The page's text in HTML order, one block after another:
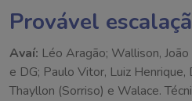
Provável
Avaí: Léo Aragão; Wallison,
e DG; Paulo Vitor, Luiz Henrique,
Thayllon (Sorriso) e Walace.